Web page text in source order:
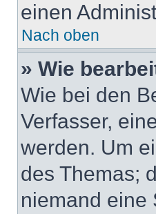
einen
Nach oben
» Wie
Wie bei den
Verfasser,
werden. Um
des Themas;
niemand eine